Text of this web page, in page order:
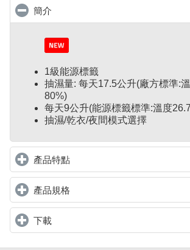
簡介
1級能源標籤
抽濕量: 每天17.5公升(廠方標準:
80%)
每天9公升(能源標籤標準:溫度
抽濕/乾衣/夜間模式選擇
產品特點click to expand contents
產品規格
下載click to expand contents